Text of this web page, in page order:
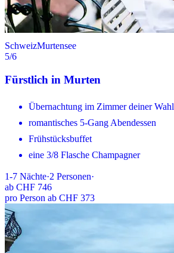
SchweizMurtensee
5/6
Fürstlich in Murten
Übernachtung im Zimmer deiner Wahl
romantisches 5-Gang Abendessen
Frühstücksbuffet
eine 3/8 Flasche Champagner
1-7 Nächte·2 Personen·
ab CHF 746
pro Person ab CHF 373